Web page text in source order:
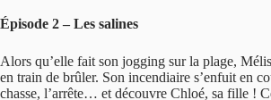
Épisode 2 – Les salines
Alors qu’elle fait son jogging sur la plage,
en train de brûler. Son incendiaire s’enfuit en
chasse, l’arrête… et découvre Chloé, sa fille !